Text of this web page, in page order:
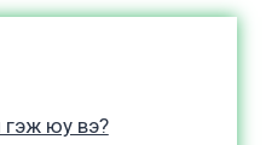
гэж юу вэ?